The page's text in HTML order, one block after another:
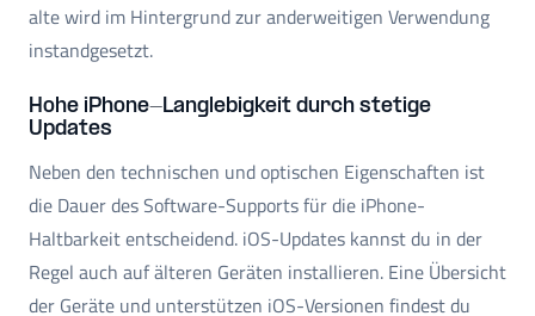
alte wird im Hintergrund zur anderweitigen Verwendung
instandgesetzt.
Hohe iPhone-Langlebigkeit durch stetige
Updates
Neben den technischen und optischen Eigenschaften ist
die Dauer des Software-Supports für die iPhone-
Haltbarkeit entscheidend. iOS-Updates kannst du in der
Regel auch auf älteren Geräten installieren. Eine Übersicht
der Geräte und unterstützen iOS-Versionen findest du